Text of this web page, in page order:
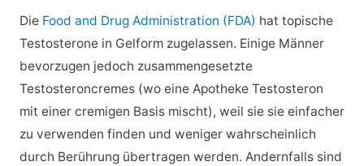
Die Food and Drug Administration (FDA) hat topische
Testosterone in Gelform zugelassen. Einige Männer
bevorzugen jedoch zusammengesetzte
Testosteroncremes (wo eine Apotheke Testosteron
mit einer cremigen Basis mischt), weil sie sie einfacher
zu verwenden finden und weniger wahrscheinlich
durch Berührung übertragen werden. Andernfalls sind